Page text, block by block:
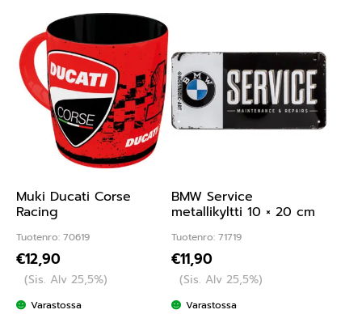
Muki Ducati Corse
Racing
Tuotenro: 70619
€12,90
(Sis. Alv 25,5%)
Varastossa
BMW Service
metallikyltti 10 × 20 cm
Tuotenro: 71719
€11,90
(Sis. Alv 25,5%)
Varastossa